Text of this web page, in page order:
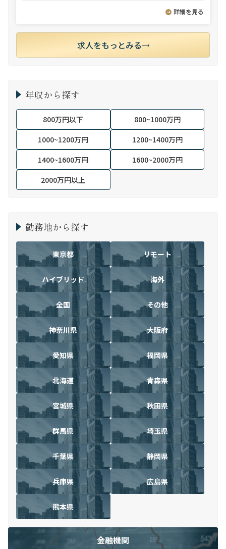
詳細を見る
求人をもっとみる
年収から探す
800万円以下
800~1000万円
1000~1200万円
1200~1400万円
1400~1600万円
1600~2000万円
2000万円以上
勤務地から探す
東京都 リモート
ハイブリッド 海外
全国 その他
神奈川県 大阪府
愛知県 福岡県
北海道 青森県
宮城県 秋田県
群馬県 埼玉県
千葉県 静岡県
兵庫県 広島県
熊本県
金融機関